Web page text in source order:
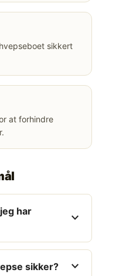
sikkert
at forhindre
har
expand_more
sikker? expand_more